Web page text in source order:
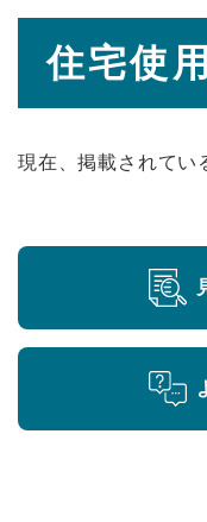
住宅使
現在、掲載されてい